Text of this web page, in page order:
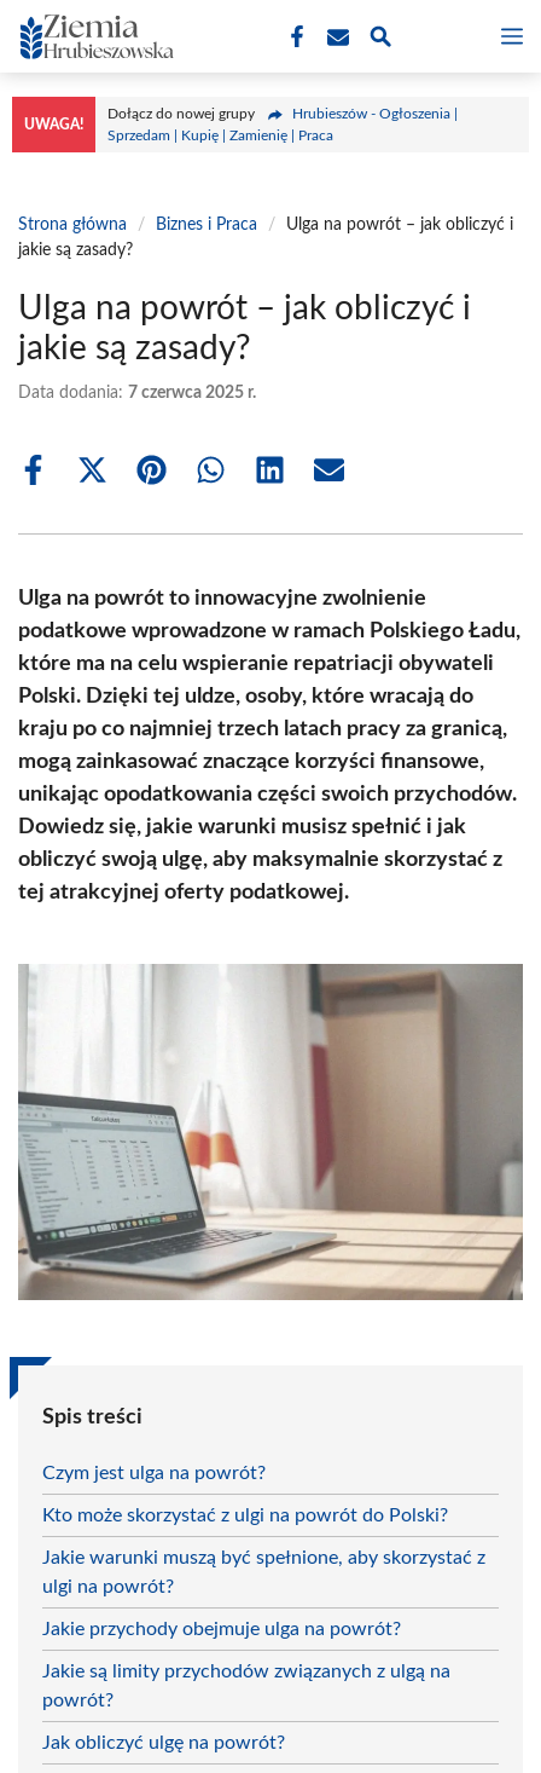
Przejdź
do
treści
UWAGA!
Dołącz do nowej grupy
Hrubieszów - Ogłoszenia |
Sprzedam | Kupię | Zamienię | Praca
Strona główna / Biznes i Praca /
Ulga na powrót – jak obliczyć i
jakie są zasady?
Ulga na powrót – jak obliczyć i
jakie są zasady?
Data dodania: 7 czerwca 2025 r.
Share
Share
(Twitter)
Share Share Share Share
Ulga na powrót to innowacyjne zwolnienie
podatkowe wprowadzone w ramach Polskiego Ładu,
które ma na celu wspieranie repatriacji obywateli
Polski. Dzięki tej uldze, osoby, które wracają do
kraju po co najmniej trzech latach pracy za granicą,
mogą zainkasować znaczące korzyści finansowe,
unikając opodatkowania części swoich przychodów.
Dowiedz się, jakie warunki musisz spełnić i jak
obliczyć swoją ulgę, aby maksymalnie skorzystać z
tej atrakcyjnej oferty podatkowej.
Spis treści
Czym jest ulga na powrót?
Kto może skorzystać z ulgi na powrót do Polski?
Jakie warunki muszą być spełnione, aby skorzystać z
ulgi na powrót?
Jakie przychody obejmuje ulga na powrót?
Jakie są limity przychodów związanych z ulgą na
powrót?
Jak obliczyć ulgę na powrót?